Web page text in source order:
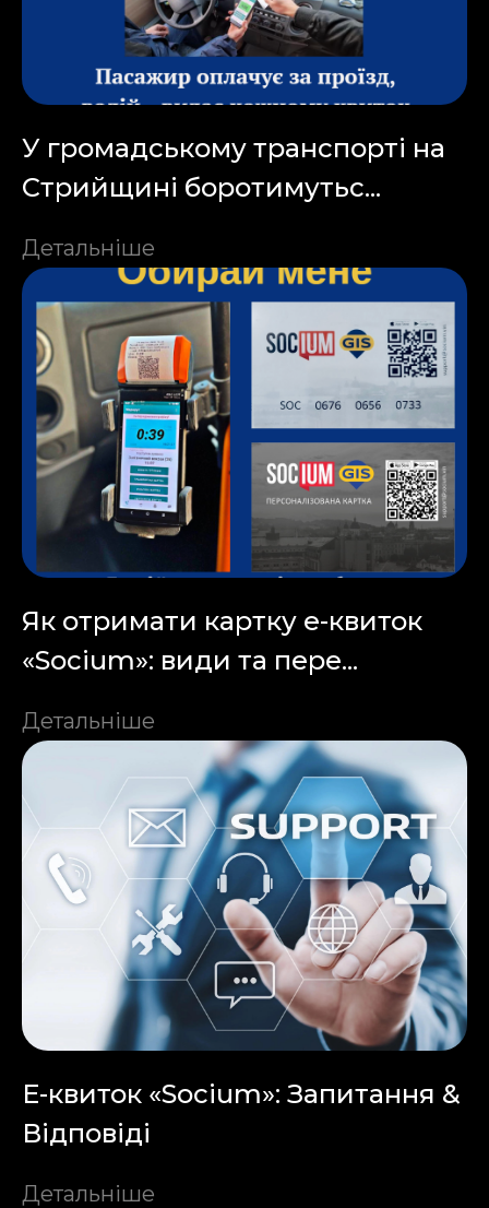
У громадському транспорті на
Стрийщині боротимутьс...
Детальніше
Як отримати картку е-квиток
«Socium»: види та пере...
Детальніше
Е-квиток «Socium»: Запитання &
Відповіді
Детальніше